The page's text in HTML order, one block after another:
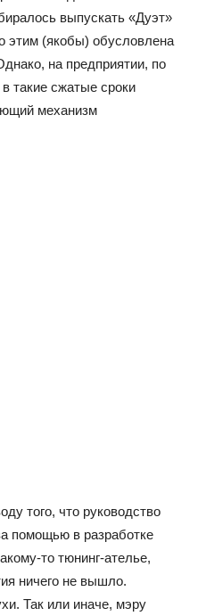
выпускать «Дуэт»
этим (якобы) обусловлена
на предприятии, по
такие сжатые сроки
механизм
того, что руководство
помощью в разработке
то тюнинг-ателье,
ничего не вышло.
Так или иначе, мэру